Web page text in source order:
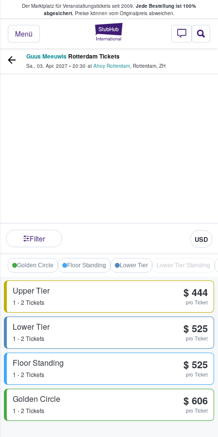
Der Marktplatz für Veranstaltungstickets seit 2009. Jede Bestellung ist 100%
abgesichert.Preise können vom Originalpreis abweichen.
StubHub - Wo
Menü
Tickets kaufen & verkaufen
Guus Meeuwis Rotterdam Tickets
Sa., 03. Apr. 2027 • 20:30 at Ahoy Rotterdam, Rotterdam, ZH
Filter USD
Golden Circle Floor Standing Lower Tier Lower Tier Standing
Upper Tier
1 - 2 Tickets
$ 444
pro Ticket
Lower Tier
1 - 2 Tickets
$ 525
pro Ticket
Floor Standing
1 - 2 Tickets
$ 525
pro Ticket
Golden Circle
1 - 2 Tickets
$ 606
pro Ticket